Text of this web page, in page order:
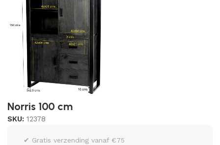
Norris 100 cm
SKU: 12378
✔ Gratis verzending vanaf €75